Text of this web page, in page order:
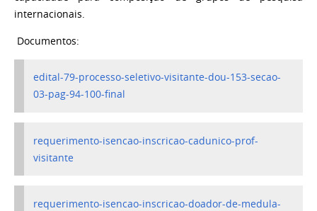
internacionais.
Documentos:
edital-79-processo-seletivo-visitante-dou-153-secao-
03-pag-94-100-final
requerimento-isencao-inscricao-cadunico-prof-
visitante
requerimento-isencao-inscricao-doador-de-medula-